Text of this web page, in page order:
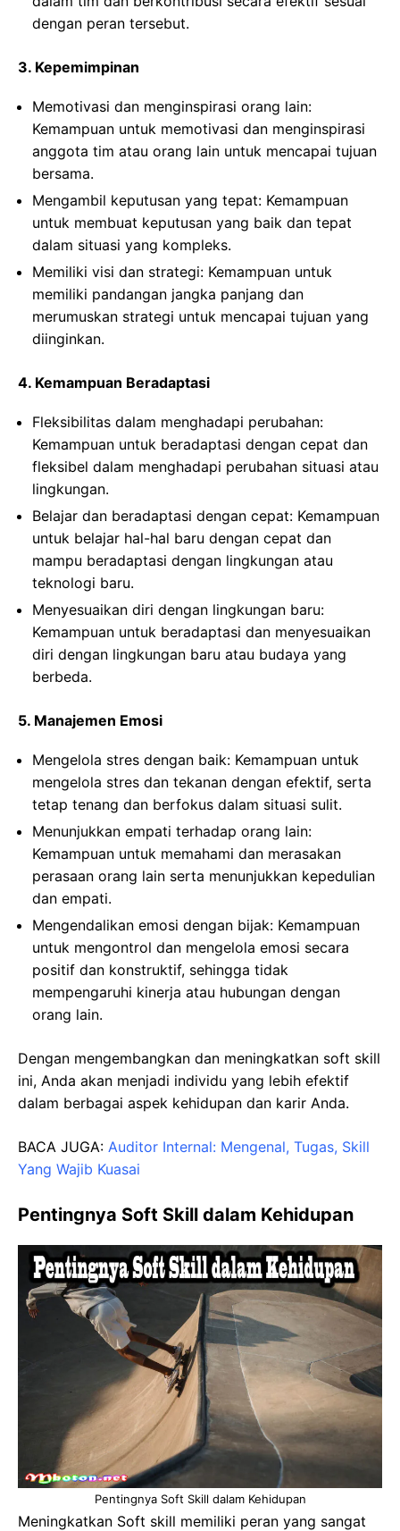
dengan peran tersebut.
3. Kepemimpinan
Memotivasi dan menginspirasi orang lain:
Kemampuan untuk memotivasi dan menginspirasi
anggota tim atau orang lain untuk mencapai tujuan
bersama.
Mengambil keputusan yang tepat: Kemampuan
untuk membuat keputusan yang baik dan tepat
dalam situasi yang kompleks.
Memiliki visi dan strategi: Kemampuan untuk
memiliki pandangan jangka panjang dan
merumuskan strategi untuk mencapai tujuan yang
diinginkan.
4. Kemampuan Beradaptasi
Fleksibilitas dalam menghadapi perubahan:
Kemampuan untuk beradaptasi dengan cepat dan
fleksibel dalam menghadapi perubahan situasi atau
lingkungan.
Belajar dan beradaptasi dengan cepat: Kemampuan
untuk belajar hal-hal baru dengan cepat dan
mampu beradaptasi dengan lingkungan atau
teknologi baru.
Menyesuaikan diri dengan lingkungan baru:
Kemampuan untuk beradaptasi dan menyesuaikan
diri dengan lingkungan baru atau budaya yang
berbeda.
5. Manajemen Emosi
Mengelola stres dengan baik: Kemampuan untuk
mengelola stres dan tekanan dengan efektif, serta
tetap tenang dan berfokus dalam situasi sulit.
Menunjukkan empati terhadap orang lain:
Kemampuan untuk memahami dan merasakan
perasaan orang lain serta menunjukkan kepedulian
dan empati.
Mengendalikan emosi dengan bijak: Kemampuan
untuk mengontrol dan mengelola emosi secara
positif dan konstruktif, sehingga tidak
mempengaruhi kinerja atau hubungan dengan
orang lain.
Dengan mengembangkan dan meningkatkan soft skill
ini, Anda akan menjadi individu yang lebih efektif
dalam berbagai aspek kehidupan dan karir Anda.
BACA JUGA: Auditor Internal: Mengenal, Tugas, Skill
Yang Wajib Kuasai
Pentingnya Soft Skill dalam Kehidupan
Pentingnya Soft Skill dalam Kehidupan
Meningkatkan Soft skill memiliki peran yang sangat